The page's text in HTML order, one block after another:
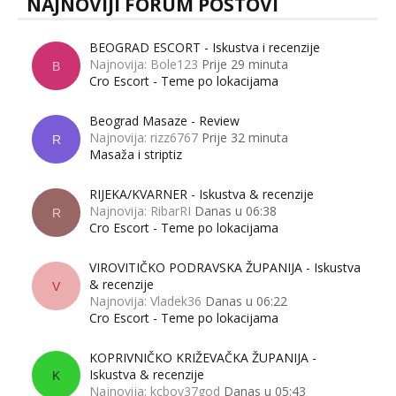
B
BEOGRAD ESCORT - Iskustva i recenzije
Najnovija: Bole123 Prije 29 minuta
Cro Escort - Teme po lokacijama
R
Beograd Masaze - Review
Najnovija: rizz6767 Prije 32 minuta
Masaža i striptiz
R
RIJEKA/KVARNER - Iskustva & recenzije
Najnovija: RibarRI Danas u 06:38
Cro Escort - Teme po lokacijama
V
VIROVITIČKO PODRAVSKA ŽUPANIJA - Iskustva
& recenzije
Najnovija: Vladek36 Danas u 06:22
Cro Escort - Teme po lokacijama
K
KOPRIVNIČKO KRIŽEVAČKA ŽUPANIJA -
Iskustva & recenzije
Najnovija: kcboy37god Danas u 05:43